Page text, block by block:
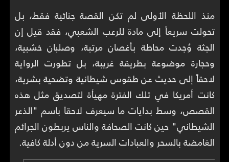
منذ اللحظة الأولى لم تكن القصة جنائية فقط، بل
تحولت سريعاً إلى مادة للرعب الشعبي، فقد قيل إن
الجثة وُجدت محاطة بأغصان مرتبة، وصلبان خشبية،
وحجارة موضوعة بطريقة غريبة، بل تطورت الرواية
لاحقاً إلى حديث عن طقوس شيطانية وتضحية بشرية،
كانت أمريكا في تلك الفترة مهيأة لتصديق مثل هذه
القصص، وسط بدايات ما سيعرف لاحقاً باسم "الذعر
الشيطاني" حين كانت الصحافة والناس يربطون الجرائم
الغامضة بالسحر والعبادات السرية من دون أدلة كافية.